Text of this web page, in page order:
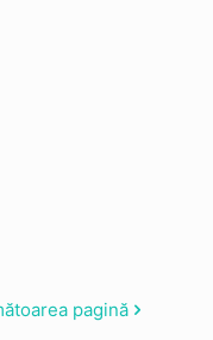
pagină